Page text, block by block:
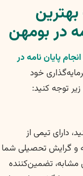
در بومهن
انجام پایان نامه در
خود
توجه کنید:
دارای تیمی از
و گرایش تحصیلی شما
مشابه، تضمین‌کننده